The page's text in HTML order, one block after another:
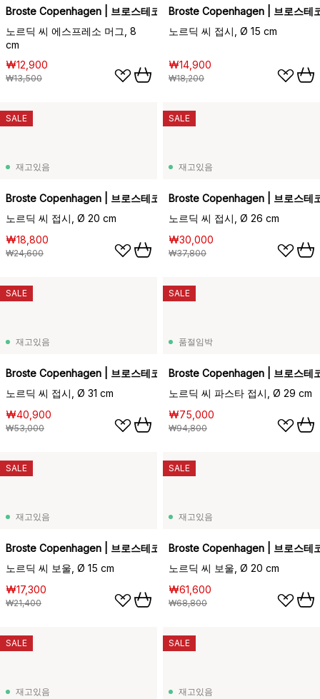
Broste Copenhagen | 브로스테코펜하겐
노르딕 씨 에스프레소 머그, 8
cm
₩12,900
₩13,500
Broste Copenhagen | 브로스테
노르딕 씨 접시, Ø 15 cm
₩14,900
₩18,200
재고있음
Broste Copenhagen | 브로스테코펜하겐
노르딕 씨 접시, Ø 20 cm
₩18,800
₩24,600
SALE
재고있음
Broste Copenhagen | 브로스테
노르딕 씨 접시, Ø 26 cm
₩30,000
₩37,800
SALE
재고있음
Broste Copenhagen | 브로스테코펜하겐
노르딕 씨 접시, Ø 31 cm
₩40,900
₩53,000
SALE
품절임박
Broste Copenhagen | 브로스테
노르딕 씨 파스타 접시, Ø 29 cm
₩75,000
₩94,800
SALE
재고있음
Broste Copenhagen | 브로스테코펜하겐
노르딕 씨 보울, Ø 15 cm
₩17,300
₩21,400
SALE
재고있음
Broste Copenhagen | 브로스테
노르딕 씨 보울, Ø 20 cm
₩61,600
₩68,800
SALE
재고있음
SALE
재고있음
SALE